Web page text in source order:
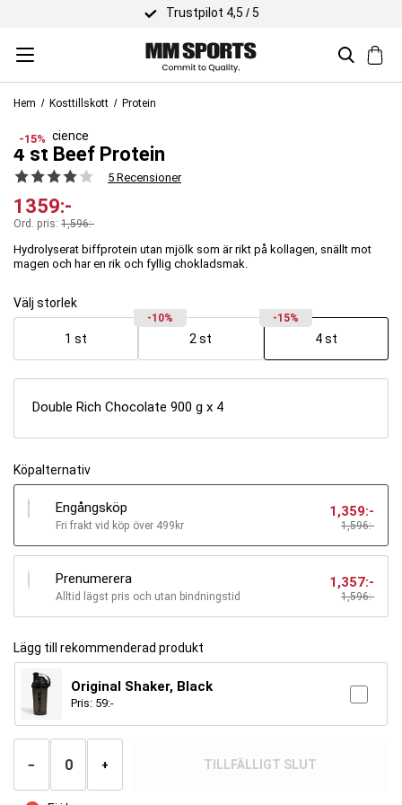
Trustpilot 4,5 / 5
Hem Kosttillskott Protein
-15%
Body Science
4 st Beef Protein
5 Recensioner
1359:-
Ord. pris: 1,596:-
Hydrolyserat biffprotein utan mjölk som är rikt på kollagen, snällt mot
magen och har en rik och fyllig chokladsmak.
Välj storlek
1 st
-10%
2 st
-15%
4 st
Double Rich Chocolate 900 g x 4
Köpalternativ
Engångsköp
Fri frakt vid köp över 499kr 1,596:-
1,359:-
Prenumerera
Alltid lägst pris och utan bindningstid 1,596:-
1,357:-
Lägg till rekommenderad produkt
Original Shaker, Black
Pris: 59:-
−
Antal
+ TILLFÄLLIGT SLUT